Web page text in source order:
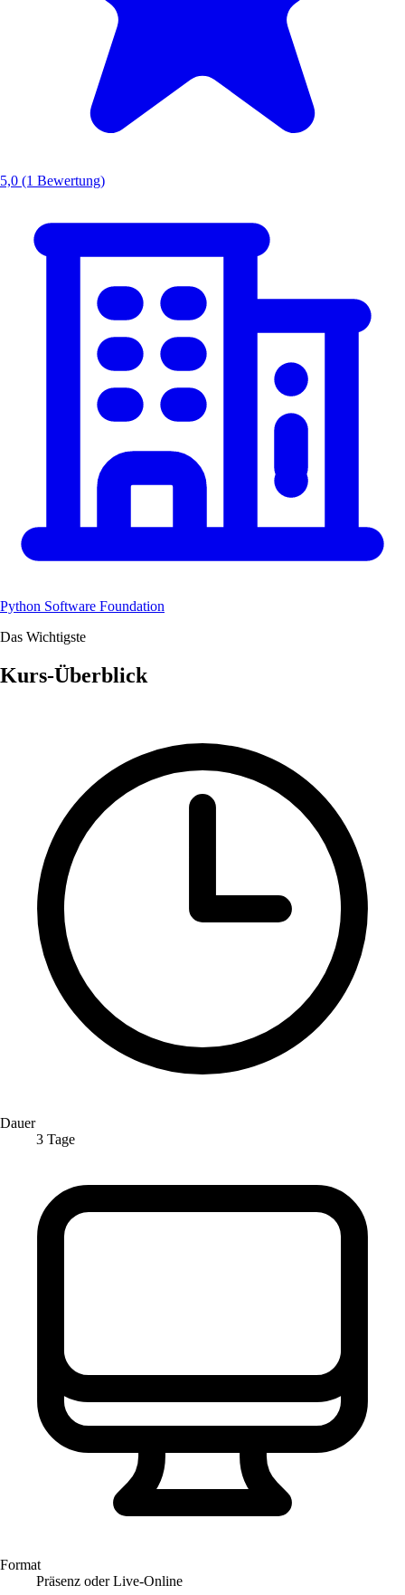
5,0 (1 Bewertung)
Python Software Foundation
Das Wichtigste
Kurs-Überblick
Dauer
3 Tage
Format
Präsenz oder Live-Online